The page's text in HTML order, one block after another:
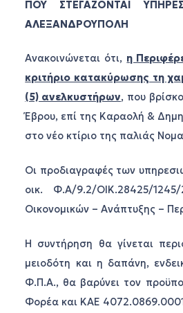
ΠΟΥ ΣΤΕΓΑΖΟΝΤΑΙ
ΑΛΕΞΑΝΔΡΟΥΠΟΛΗ
Ανακοινώνεται ότι, η
κριτήριο κατακύρωσης τη
(5) ανελκυστήρων, που
Έβρου, επί της Καραολή &
στο νέο κτίριο της παλιάς
Οι προδιαγραφές των
οικ. Φ.Α/9.2/ΟΙΚ.28425/
Οικονομικών – Ανάπτυξης –
Η συντήρηση θα γίνεται
μειοδότη και η δαπάνη,
Φ.Π.Α., θα βαρύνει τον
Φορέα και ΚΑΕ 4072.0869.0001